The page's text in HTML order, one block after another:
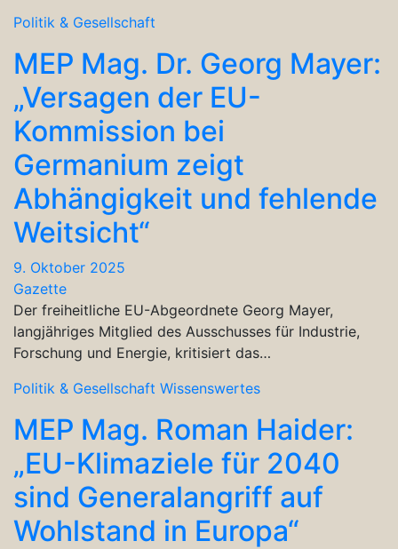
Politik & Gesellschaft
MEP Mag. Dr. Georg Mayer:
„Versagen der EU-
Kommission bei
Germanium zeigt
Abhängigkeit und fehlende
Weitsicht“
9. Oktober 2025
Gazette
Der freiheitliche EU-Abgeordnete Georg Mayer,
langjähriges Mitglied des Ausschusses für Industrie,
Forschung und Energie, kritisiert das…
Politik & Gesellschaft Wissenswertes
MEP Mag. Roman Haider:
„EU-Klimaziele für 2040
sind Generalangriff auf
Wohlstand in Europa“